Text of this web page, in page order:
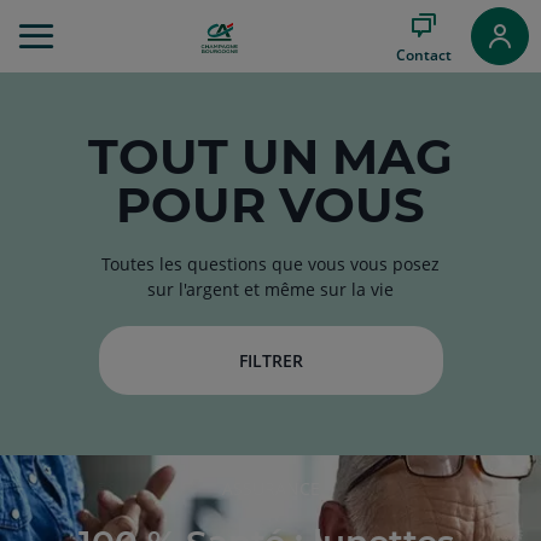
au
Contact
TOUT UN MAG
POUR VOUS
Toutes les questions que vous vous posez
sur l'argent et même sur la vie
FILTRER